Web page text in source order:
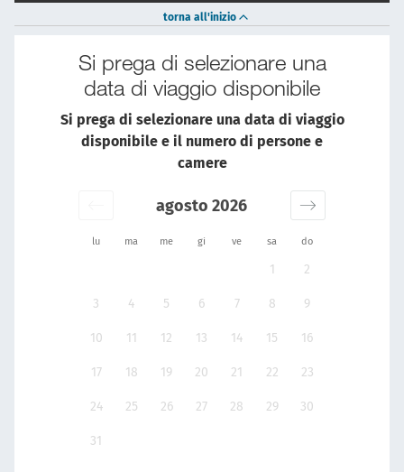
torna all'inizio
Si prega di selezionare una
data di viaggio disponibile
Si prega di selezionare una data di viaggio
disponibile e il numero di persone e
camere
lu ma me gi ve sa do
agosto 2026
1 2
3 4 5 6 7 8 9
10 11 12 13 14 15 16
17 18 19 20 21 22 23
24 25 26 27 28 29 30
31